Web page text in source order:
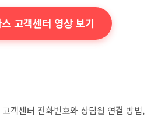
고객센터 영상 보기
객센터 전화번호와 상담원 연결 방법,